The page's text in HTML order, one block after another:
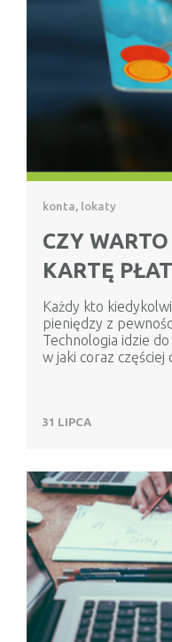
konta, lokaty
CZY
KARTĘ
Każdy kto
pieniędzy z
Technologia idzie
w jaki coraz częściej
31 LIPCA